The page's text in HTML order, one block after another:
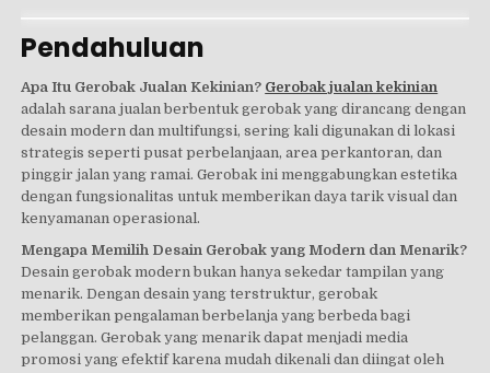
Pendahuluan
Apa Itu Gerobak Jualan Kekinian? Gerobak jualan kekinian
adalah sarana jualan berbentuk gerobak yang dirancang dengan
desain modern dan multifungsi, sering kali digunakan di lokasi
strategis seperti pusat perbelanjaan, area perkantoran, dan
pinggir jalan yang ramai. Gerobak ini menggabungkan estetika
dengan fungsionalitas untuk memberikan daya tarik visual dan
kenyamanan operasional.
Mengapa Memilih Desain Gerobak yang Modern dan Menarik?
Desain gerobak modern bukan hanya sekedar tampilan yang
menarik. Dengan desain yang terstruktur, gerobak
memberikan pengalaman berbelanja yang berbeda bagi
pelanggan. Gerobak yang menarik dapat menjadi media
promosi yang efektif karena mudah dikenali dan diingat oleh